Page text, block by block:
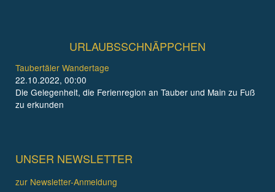
URLAUBSSCHNÄPPCHEN
Taubertäler Wandertage
22.10.2022, 00:00
Die Gelegenheit, die Ferienregion an Tauber und Main zu Fuß
zu erkunden
UNSER NEWSLETTER
zur Newsletter-Anmeldung